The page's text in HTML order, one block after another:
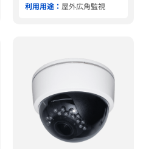
利用用途： 屋外広角監視